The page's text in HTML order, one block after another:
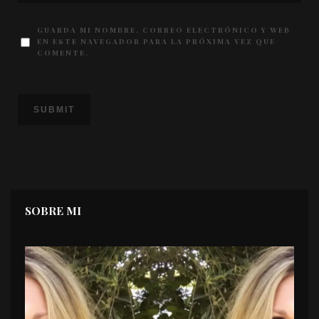
GUARDA MI NOMBRE, CORREO ELECTRÓNICO Y WEB
EN ESTE NAVEGADOR PARA LA PRÓXIMA VEZ QUE
COMENTE.
SOBRE MI